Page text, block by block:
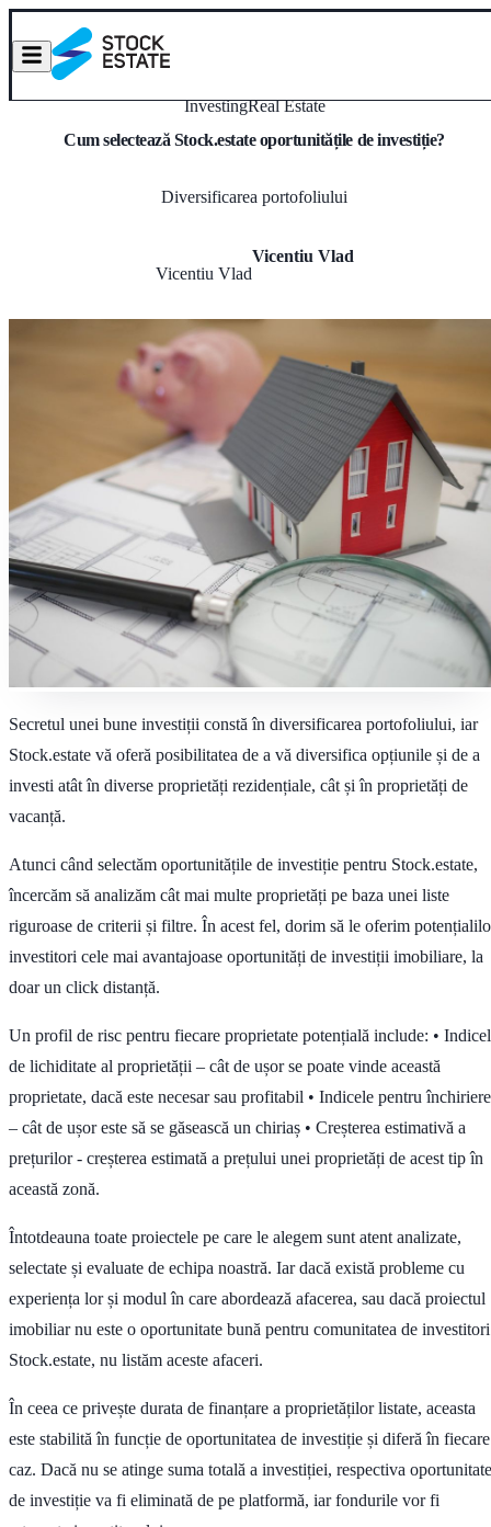
InvestingReal Estate
Cum selectează Stock.estate oportunitățile de investiție?
Diversificarea portofoliului
Vicentiu Vlad
Vicentiu Vlad
Secretul unei bune investiții constă în diversificarea portofoliului, iar
Stock.estate vă oferă posibilitatea de a vă diversifica opțiunile și de a
investi atât în diverse proprietăți rezidențiale, cât și în proprietăți de
vacanță.
Atunci când selectăm oportunitățile de investiție pentru Stock.estate,
încercăm să analizăm cât mai multe proprietăți pe baza unei liste
riguroase de criterii și filtre. În acest fel, dorim să le oferim
investitori cele mai avantajoase oportunități de investiții imobiliare, la
doar un click distanță.
Un profil de risc pentru fiecare proprietate potențială include: •
de lichiditate al proprietății – cât de ușor se poate vinde această
proprietate, dacă este necesar sau profitabil • Indicele pentru închiriere
– cât de ușor este să se găsească un chiriaș • Creșterea estimativă a
prețurilor - creșterea estimată a prețului unei proprietăți de acest tip în
această zonă.
Întotdeauna toate proiectele pe care le alegem sunt atent analizate,
selectate și evaluate de echipa noastră. Iar dacă există probleme cu
experiența lor și modul în care abordează afacerea, sau dacă proiectul
imobiliar nu este o oportunitate bună pentru comunitatea de investitori
Stock.estate, nu listăm aceste afaceri.
În ceea ce privește durata de finanțare a proprietăților listate, aceasta
este stabilită în funcție de oportunitatea de investiție și diferă în fiecare
caz. Dacă nu se atinge suma totală a investiției, respectiva oportunitate
de investiție va fi eliminată de pe platformă, iar fondurile vor fi